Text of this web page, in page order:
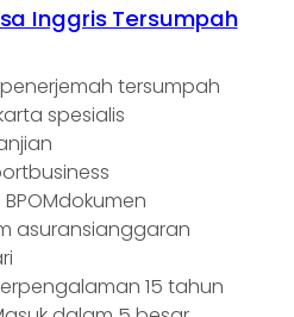
Inggris Tersumpah
tersumpah
spesialis
asuransianggaran
15 tahun